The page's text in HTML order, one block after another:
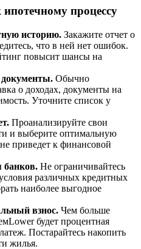
процессу
историю. Закажите отчет о
что в ней нет ошибок.
повысит шансы на
документы. Обычно
о доходах, документы на
Уточните список у
Проанализируйте свои
и выберите оптимальную
приведет к финансовой
банков. Не ограничивайтесь
различных кредитных
наиболее выгодное
взнос. Чем больше
будет процентная
Постарайтесь накопить
жилья.